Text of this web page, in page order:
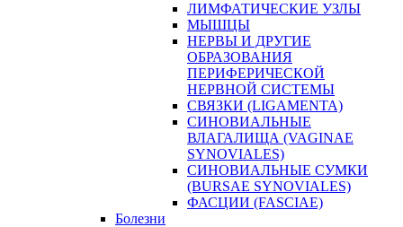
ЛИМФАТИЧЕСКИЕ УЗЛЫ
МЫШЦЫ
НЕРВЫ И ДРУГИЕ
ОБРАЗОВАНИЯ
ПЕРИФЕРИЧЕСКОЙ
НЕРВНОЙ СИСТЕМЫ
СВЯЗКИ (LIGAMENTA)
СИНОВИАЛЬНЫЕ
ВЛАГАЛИЩА (VAGINAE
SYNOVIALES)
СИНОВИАЛЬНЫЕ СУМКИ
(BURSAE SYNOVIALES)
ФАСЦИИ (FASCIAE)
Болезни